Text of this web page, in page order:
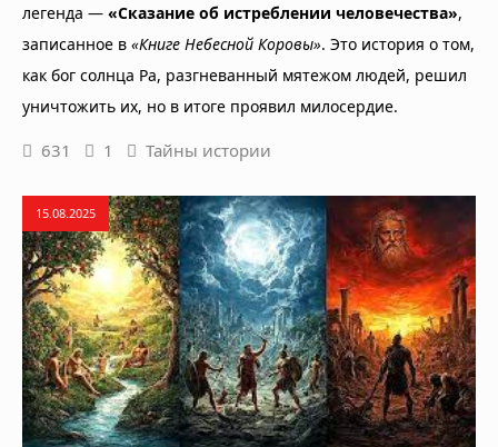
легенда — «Сказание об истреблении человечества»,
записанное в «Книге Небесной Коровы». Это история о том,
как бог солнца Ра, разгневанный мятежом людей, решил
уничтожить их, но в итоге проявил милосердие.
631 1 Тайны истории
15.08.2025